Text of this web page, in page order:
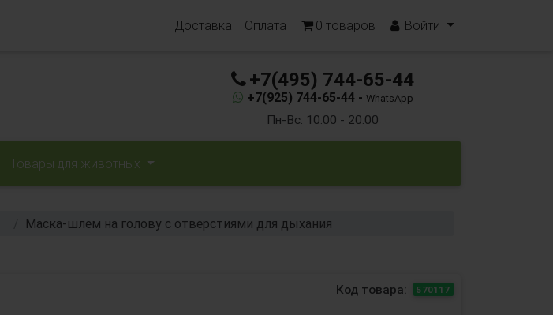
Доставка Оплата 0 товаров Войти
+7(495) 744-65-44
+7(925) 744-65-44 - WhatsApp
Пн-Вс: 10:00 - 20:00
Товары для животных
Маска-шлем на голову с отверстиями для дыхания
Код товара: 570117